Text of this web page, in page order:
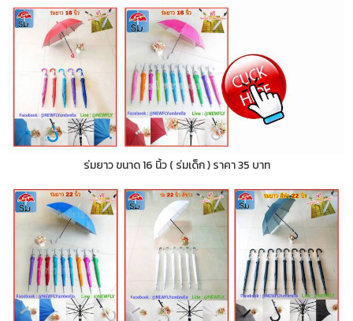
ร่มยาว ขนาด 16 นิ้ว ( ร่มเด็ก ) ราคา 35 บาท